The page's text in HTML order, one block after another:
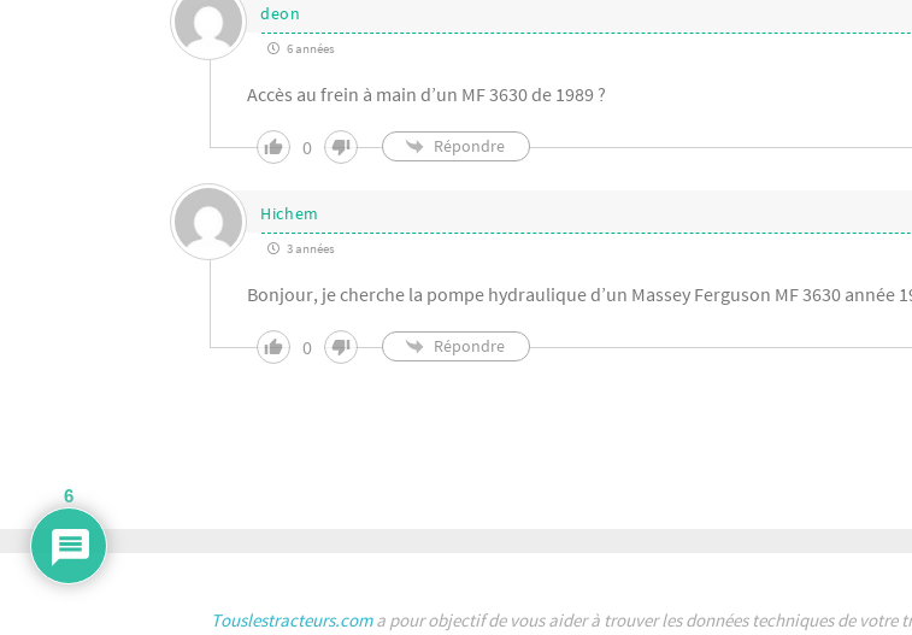
deon
6 années
Accès au frein à main d’un MF 3630 de 1989 ?
0 Répondre
Hichem
3 années
Bonjour, je cherche la pompe hydraulique d’un Massey Ferguson MF 3630 année
0 Répondre
Touslestracteurs.coma pour objectif de vous aider à trouver les données techniques de
6